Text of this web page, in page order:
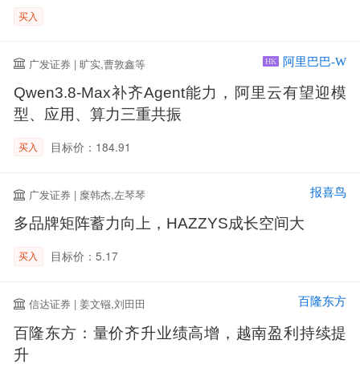
买入
广发证券 | 旷实,曹敦鑫等 HK 阿里巴巴-W
Qwen3.8-Max补齐Agent能力，阿里云有望迎模
型、应用、算力三重共振
买入 目标价：184.91
广发证券 | 糜韩杰,左琴琴 报喜鸟
多品牌矩阵蓄力向上，HAZZYS成长空间大
买入 目标价：5.17
信达证券 | 姜文镪,刘田田 百隆东方
百隆东方：量价齐升业绩高增，越南盈利持续提
升